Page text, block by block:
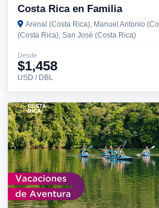
Costa Rica en Familia
Arenal (Costa Rica), Manuel Antonio
(Costa Rica), San José (Costa Rica)
Desde
$1,458
USD / DBL